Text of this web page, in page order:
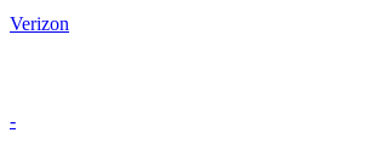
Verizon
-